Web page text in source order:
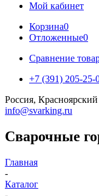
Мой кабинет
Корзина0
Отложенные0
Сравнение
+7 (391) 205-25-
Россия,
info@svarking.ru
Сварочные
Главная
-
Каталог